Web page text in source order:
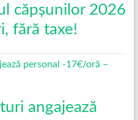
căpșunilor 2026
fără taxe!
angajează